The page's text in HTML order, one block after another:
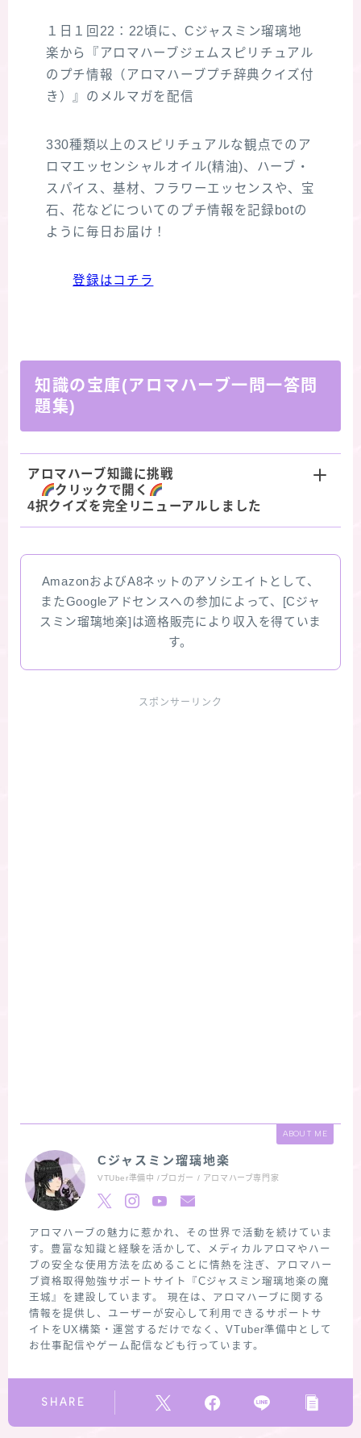
１日１回22：22頃に、Cジャスミン瑠璃地
楽から『アロマハーブジェムスピリチュアル
のプチ情報（アロマハーブプチ辞典クイズ付
き）』のメルマガを配信
330種類以上のスピリチュアルな観点でのア
ロマエッセンシャルオイル(精油)、ハーブ・
スパイス、基材、フラワーエッセンスや、宝
石、花などについてのプチ情報を記録botの
ように毎日お届け！
登録はコチラ
知識の宝庫(アロマハーブ一問一答問
題集)
アロマハーブ知識に挑戦
クリックで開く
4択クイズを完全リニューアルしました
AmazonおよびA8ネットのアソシエイトとして、
またGoogleアドセンスへの参加によって、[Cジャ
スミン瑠璃地楽]は適格販売により収入を得ていま
す。
スポンサーリンク
ABOUT ME
Cジャスミン瑠璃地楽
VTUber準備中 /ブロガー / アロマハーブ専門家
アロマハーブの魅力に惹かれ、その世界で活動を続けていま
す。豊富な知識と経験を活かして、メディカルアロマやハー
ブの安全な使用方法を広めることに情熱を注ぎ、アロマハー
ブ資格取得勉強サポートサイト『Cジャスミン瑠璃地楽の魔
王城』を建設しています。 現在は、アロマハーブに関する
情報を提供し、ユーザーが安心して利用できるサポートサ
イトをUX構築・運営するだけでなく、VTuber準備中として
お仕事配信やゲーム配信なども行っています。
SHARE